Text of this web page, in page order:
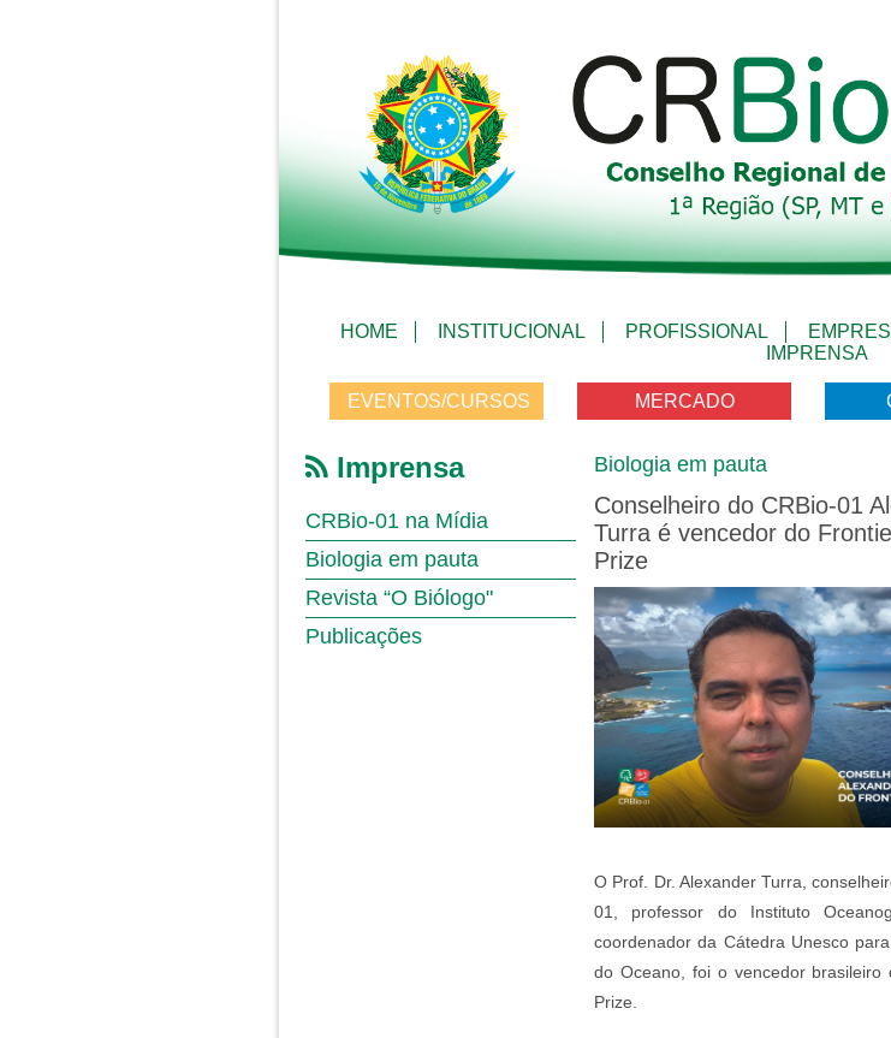
HOME INSTITUCIONAL PROFISSIONAL
IMPRENSA
EVENTOS/CURSOS MERCADO
Imprensa
CRBio-01 na Mídia
Biologia em pauta
Revista “O Biólogo"
Publicações
Biologia em pauta
Conselheiro do CRBio-01
Turra é vencedor do
Prize
O Prof. Dr. Alexander Turra,
01, professor do Instituto
coordenador da Cátedra Unesco
do Oceano, foi o vencedor brasileiro
Prize.